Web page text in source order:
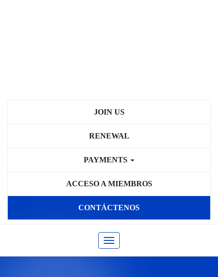
JOIN US
RENEWAL
PAYMENTS
ACCESO A MIEMBROS
CONTÁCTENOS
Toggle navigation